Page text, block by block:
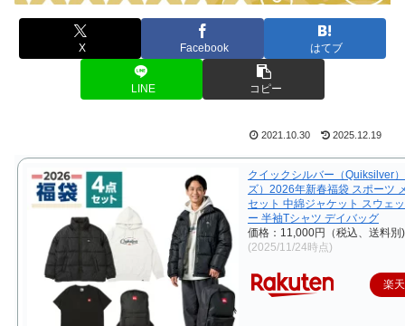
X Facebook はてブ
LINE コピー
2021.10.30 2025.12.19
クイックシルバー（Quiksilver
ズ）2026年新春福袋 スポーツ
セット 中綿ジャケット スウェ
ー 半袖Tシャツ デイバッグ
価格：11,000円（税込、送料別)
(2025/11/24時点)
楽